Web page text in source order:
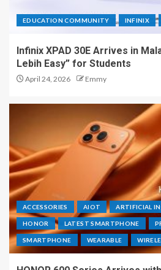
EDUCATION COMMUNITY INFINIX
Infinix XPAD 30E Arrives in
Lebih Easy” for Students
April 24, 2026 Emmy
ACCESSORIES AIOT ARTIFICIAL
HONOR LATEST SMARTPHONE
SMARTPHONE WEARABLE